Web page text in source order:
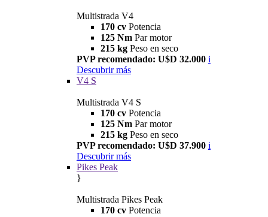
Multistrada V4
170 cv Potencia
125 Nm Par motor
215 kg Peso en seco
PVP recomendado: U$D 32.000 i
Descubrir más
V4 S
Multistrada V4 S
170 cv Potencia
125 Nm Par motor
215 kg Peso en seco
PVP recomendado: U$D 37.900 i
Descubrir más
Pikes Peak
}
Multistrada Pikes Peak
170 cv Potencia